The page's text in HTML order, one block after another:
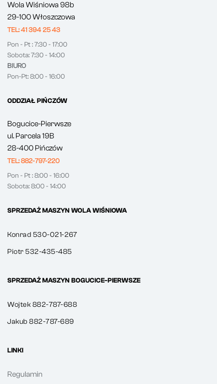
Wola Wiśniowa 98b
29-100 Włoszczowa
TEL: 41 394 25 43
Pon - Pt : 7:30 - 17:00
Sobota: 7:30 - 14:00
BIURO
Pon-Pt: 8:00 - 16:00
ODDZIAŁ PIŃCZÓW
Bogucice-Pierwsze
ul. Parcela 19B
28-400 Pińczów
TEL: 882-797-220
Pon - Pt : 8:00 - 16:00
Sobota: 8:00 - 14:00
SPRZEDAŻ MASZYN WOLA WIŚNIOWA
Konrad 530-021-267
Piotr 532-435-485
SPRZEDAŻ MASZYN BOGUCICE-PIERWSZE
Wojtek 882-787-688
Jakub 882-787-689
LINKI
Regulamin